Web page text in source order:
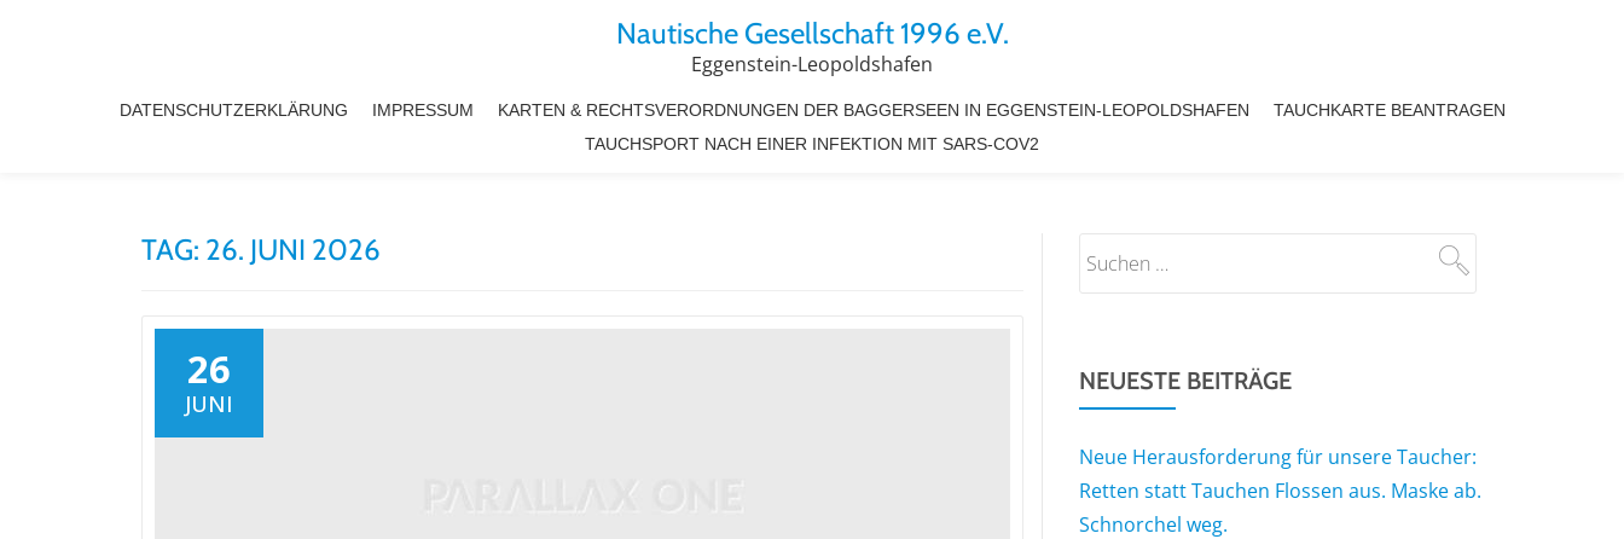
Nautische Gesellschaft 1996 e.V.
Eggenstein-Leopoldshafen
DATENSCHUTZERKLÄRUNG IMPRESSUM KARTEN & RECHTSVERORDNUNGEN DER BAGGERSEEN IN EGGENSTEIN-LEOPOLDSHAFEN
TAUCHKARTE BEANTRAGEN
TAUCHSPORT NACH EINER INFEKTION MIT SARS-COV2
TAG: 26. JUNI 2026
26
JUNI
NEUESTE BEITRÄGE
Neue Herausforderung für unsere Taucher:
Retten statt Tauchen Flossen aus. Maske ab.
Schnorchel weg.